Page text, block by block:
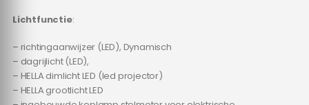
Lichtfunctie:
– richtingaanwijzer (LED), Dynamisch
– dagrijlicht (LED),
– HELLA dimlicht LED (led projector)
– HELLA grootlicht LED